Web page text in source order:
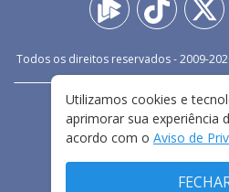
Todos os direitos reservados - 2009-
FALE CONOSCO
TERMOS E
Utilizamos cookies e
aprimorar sua experiência
acordo com o Aviso de